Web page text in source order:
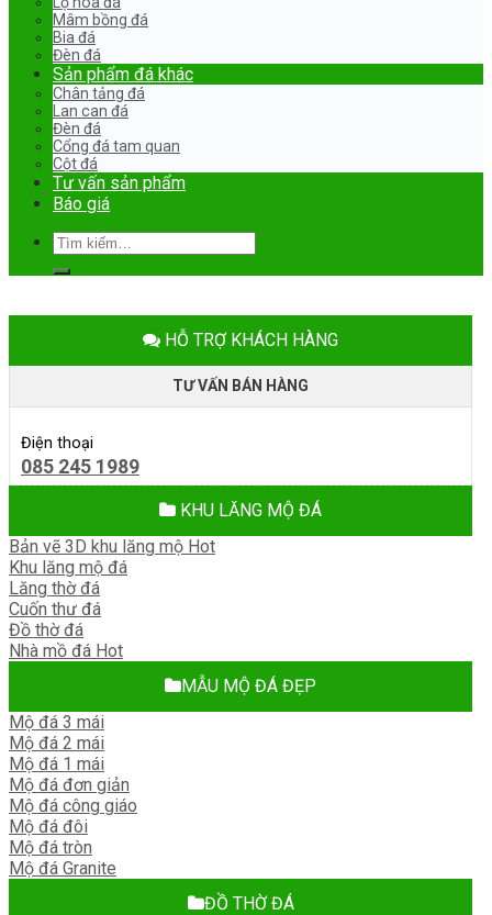
Mâm bồng đá
Bia đá
Đèn đá
Sản phẩm đá khác
Chân tảng đá
Lan can đá
Đèn đá
Cổng đá tam quan
Cột đá
Tư vấn sản phẩm
Báo giá
Tìm
kiếm:
HỖ TRỢ KHÁCH HÀNG
TƯ VẤN BÁN HÀNG
Điện thoại
085 245 1989
KHU LĂNG MỘ ĐÁ
Bản vẽ 3D khu lăng mộ
Khu lăng mộ đá
Lăng thờ đá
Cuốn thư đá
Đồ thờ đá
Nhà mồ đá
MẪU MỘ ĐÁ ĐẸP
Mộ đá 3 mái
Mộ đá 2 mái
Mộ đá 1 mái
Mộ đá đơn giản
Mộ đá công giáo
Mộ đá đôi
Mộ đá tròn
Mộ đá Granite
ĐỒ THỜ ĐÁ